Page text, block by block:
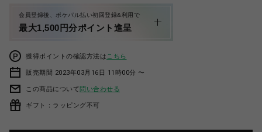
会員登録後、ポケパル払い初回登録&利用で
最大1,500円分ポイント進呈
獲得ポイントの確認方法は こちら
販売期間 2023年03月16日 11時00分 〜
この商品について問い合わせる
ギフト：ラッピング不可